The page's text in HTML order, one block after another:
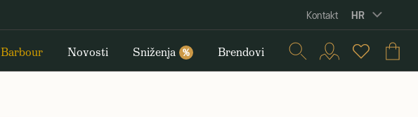
Kontakt HR
Barbour Novosti Sniženja % Brendovi